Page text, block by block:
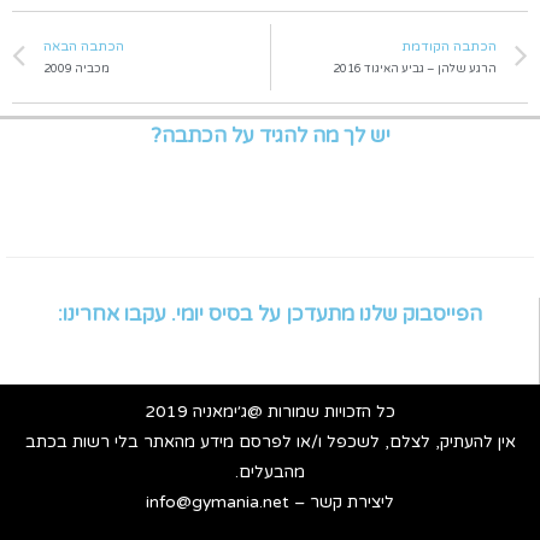
הכתבה הקודמת
הרגע שלהן – גביע האיגוד 2016
הכתבה הבאה
מכביה 2009
יש לך מה להגיד על הכתבה?
הפייסבוק שלנו מתעדכן על בסיס יומי. עקבו אחרינו:
כל הזכויות שמורות @ג׳ימאניה 2019
אין להעתיק, לצלם, לשכפל ו/או לפרסם מידע מהאתר בלי רשות בכתב
מהבעלים.
ליצירת קשר – info@gymania.net